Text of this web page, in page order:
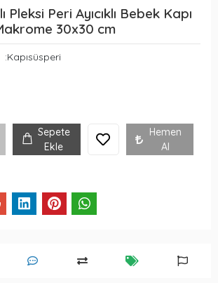
Peri Ayıcıklı Bebek Kapı
30x30 cm
:Kapısüsperi
Sepete
Ekle
Hemen
Al